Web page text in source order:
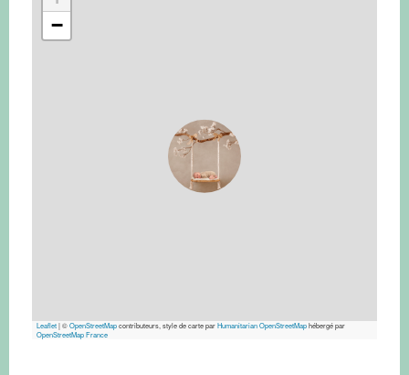
−
Leaflet|©OpenStreetMapcontributeurs, style de carte parHumanitarian OpenStreetMaphébergé par
OpenStreetMap France